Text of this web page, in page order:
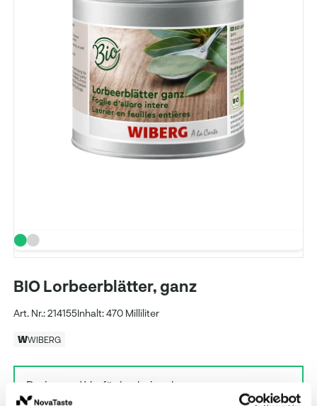
BIO Lorbeerblätter, ganz
Art. Nr.: 214155Inhalt: 470 Milliliter
WIBERG
Preise und Verfügbarkeit sehen unsere
eingeloggten Geschäftskunden.